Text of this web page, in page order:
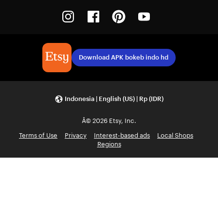
InstagramFacebookPinterest
Download APK bokeb indo hd
Indonesia | English (US) | Rp (IDR)
Â© 2026 Etsy, Inc.
Terms of Use
Privacy Interest-based ads
Local Shops
Regions